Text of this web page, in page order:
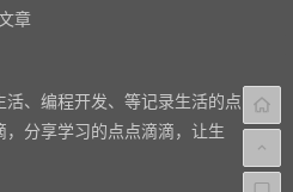
章
、编程开发、等记录生活的点
分享学习的点点滴滴，让生